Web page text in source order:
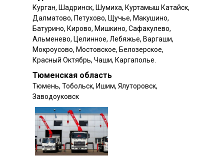
Тюменская область
Курган, Шадринск, Шумиха, Куртамыш Катайск,
Далматово, Петухово, Щучье, Макушино,
Батурино, Кирово, Мишкино, Сафакулево,
Альменево, Целинное, Лебяжье, Варгаши,
Мокроусово, Мостовское, Белозерское,
Красный Октябрь, Чаши, Каргаполье.
Тюмень, Тобольск, Ишим, Ялуторовск,
Заводоуковск